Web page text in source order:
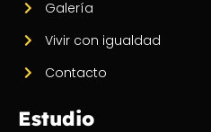
Galería
Vivir con igualdad
Contacto
Estudio